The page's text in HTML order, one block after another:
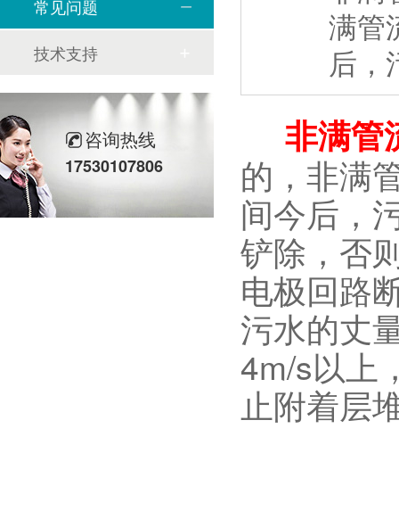
满管
后，
非满管
的，非满
间今后，
铲除，否
电极回路
污水的丈
4m/s以上
止附着层
常见问题
技术支持
咨询热线
17530107806